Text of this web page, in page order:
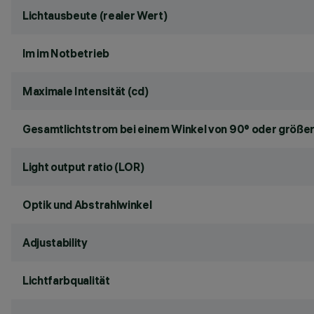
Lichtausbeute (realer Wert)
lm im Notbetrieb
Maximale Intensität (cd)
Gesamtlichtstrom bei einem Winkel von 90° oder
Light output ratio (LOR)
Optik und Abstrahlwinkel
Adjustability
Lichtfarbqualität